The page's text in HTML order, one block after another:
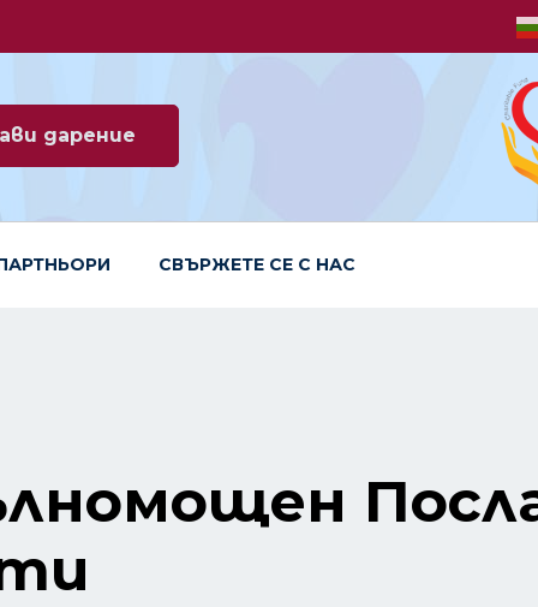
дарение
СВЪРЖЕТЕ СЕ С НАС